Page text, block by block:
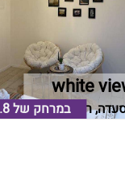
white
רמת הגולן
במרחק של